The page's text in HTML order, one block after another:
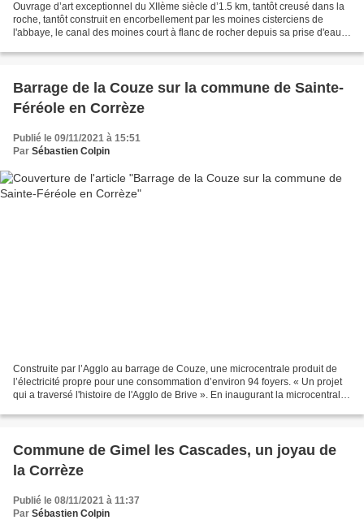
Ouvrage d’art exceptionnel du XIIème siècle d’1.5 km, tantôt creusé dans la
roche, tantôt construit en encorbellement par les moines cisterciens de
l'abbaye, le canal des moines court à flanc de rocher depuis sa prise d'eau
Barrage de la Couze sur la commune de Sainte-
Féréole en Corrèze
Publié le 09/11/2021 à 15:51
Par Sébastien Colpin
Construite par l’Agglo au barrage de Couze, une microcentrale produit de
l’électricité propre pour une consommation d’environ 94 foyers. « Un projet
qui a traversé l'histoire de l'Agglo de Brive ». En inaugurant la microcentrale
Commune de Gimel les Cascades, un joyau de
la Corrèze
Publié le 08/11/2021 à 11:37
Par Sébastien Colpin